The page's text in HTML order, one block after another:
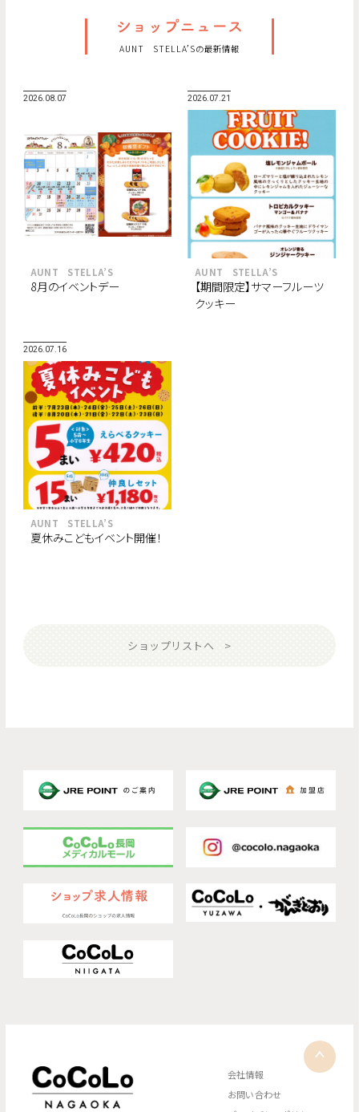
AUNT STELLA’Sの最新情報
2026.08.07
AUNT STELLA’S
8月のイベントデー
2026.07.21
AUNT STELLA’S
【期間限定】サマーフルーツ
クッキー
2026.07.16
AUNT STELLA’S
夏休みこどもイベント開催！
ショップリストへ
会社情報
お問い合わせ